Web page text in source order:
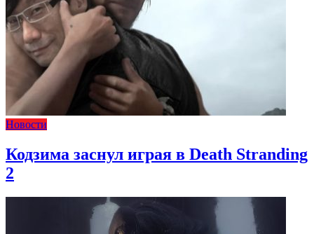
Новости
Кодзима заснул играя в Death Stranding
2